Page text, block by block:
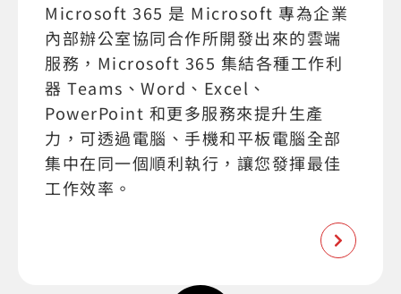
Microsoft 365 是 Microsoft 專為企業
內部辦公室協同合作所開發出來的雲端
服務，Microsoft 365 集結各種工作利
器 Teams、Word、Excel、
PowerPoint 和更多服務來提升生產
力，可透過電腦、手機和平板電腦全部
集中在同一個順利執行，讓您發揮最佳
工作效率。